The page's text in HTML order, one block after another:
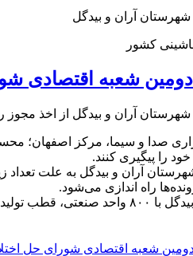
آران و بیدگل
کشور
دومین شعبه اقتصادی
آران و بیدگل از اخذ
صدا و سیما، مرکز اصفهان؛
را پیگیری کنند.
شهرستان آران و بیدگل به علت
راه اندازی می‌شود.
فرش در کشور است.
دومین شعبه اقتصادی شورای حل